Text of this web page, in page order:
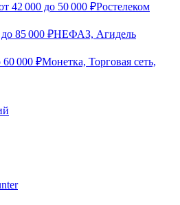
42 000 до 50 000 ₽Ростелеком
до 85 000 ₽НЕФАЗ, Агидель
60 000 ₽Монетка, Торговая сеть,